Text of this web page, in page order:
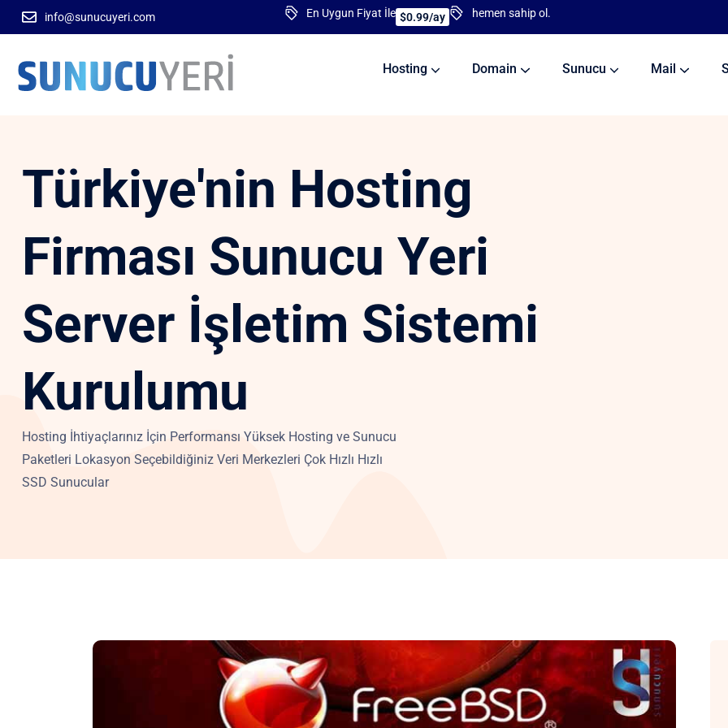
info@sunucuyeri.com En Uygun Fiyat İle $0.99/ay hemen sahip ol.
Hosting Domain Sunucu Mail
Türkiye'nin Hosting
Firması Sunucu Yeri
Server İşletim Sistemi
Kurulumu
Hosting İhtiyaçlarınız İçin Performansı Yüksek Hosting ve Sunucu
Paketleri Lokasyon Seçebildiğiniz Veri Merkezleri Çok Hızlı Hızlı
SSD Sunucular